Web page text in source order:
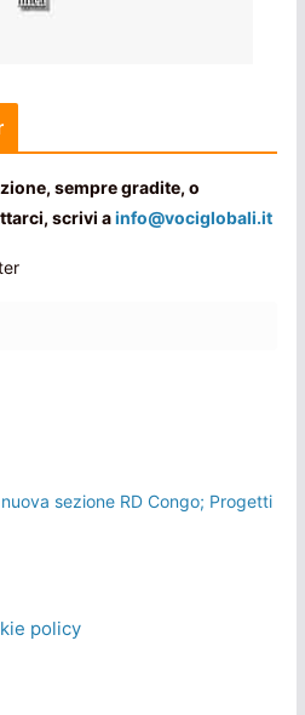
sempre gradite, o
scrivi ainfo@vociglobali.it
sezione RD Congo; Progetti
policy